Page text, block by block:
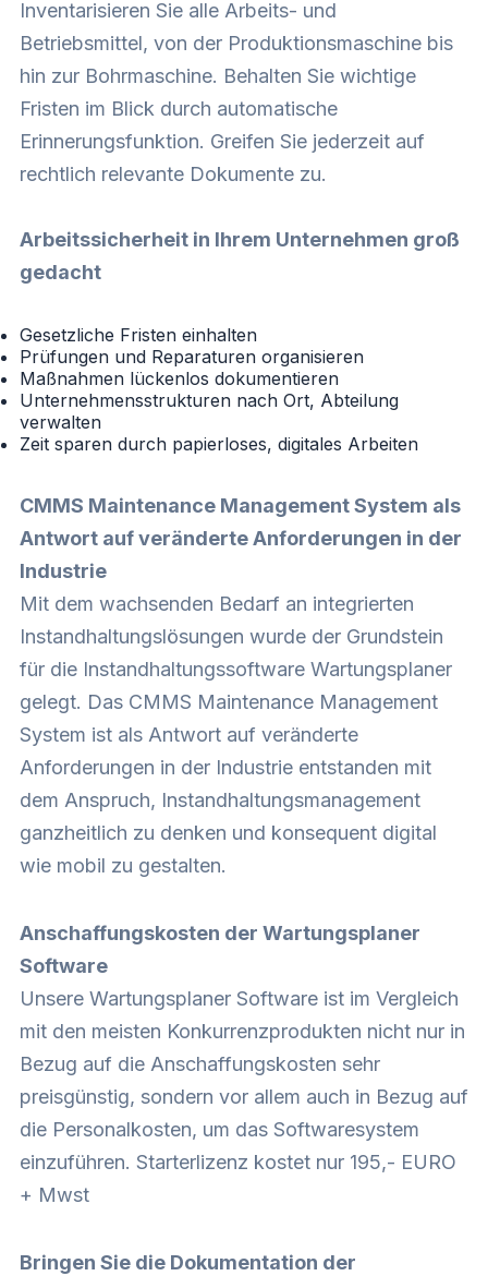
Inventarisieren Sie alle Arbeits- und
Betriebsmittel, von der Produktionsmaschine bis
hin zur Bohrmaschine. Behalten Sie wichtige
Fristen im Blick durch automatische
Erinnerungsfunktion. Greifen Sie jederzeit auf
rechtlich relevante Dokumente zu.
Arbeitssicherheit in Ihrem Unternehmen groß
gedacht
Gesetzliche Fristen einhalten
Prüfungen und Reparaturen organisieren
Maßnahmen lückenlos dokumentieren
Unternehmensstrukturen nach Ort, Abteilung
verwalten
Zeit sparen durch papierloses, digitales Arbeiten
CMMS Maintenance Management System als
Antwort auf veränderte Anforderungen in der
Industrie
Mit dem wachsenden Bedarf an integrierten
Instandhaltungslösungen wurde der Grundstein
für die Instandhaltungssoftware Wartungsplaner
gelegt. Das CMMS Maintenance Management
System ist als Antwort auf veränderte
Anforderungen in der Industrie entstanden mit
dem Anspruch, Instandhaltungsmanagement
ganzheitlich zu denken und konsequent digital
wie mobil zu gestalten.
Anschaffungskosten der Wartungsplaner
Software
Unsere Wartungsplaner Software ist im Vergleich
mit den meisten Konkurrenzprodukten nicht nur in
Bezug auf die Anschaffungskosten sehr
preisgünstig, sondern vor allem auch in Bezug auf
die Personalkosten, um das Softwaresystem
einzuführen. Starterlizenz kostet nur 195,- EURO
+ Mwst
Bringen Sie die Dokumentation der